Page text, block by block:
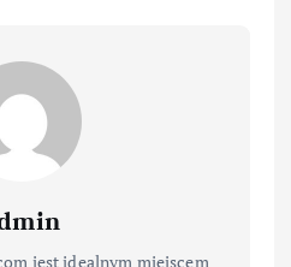
jest idealnym miejscem